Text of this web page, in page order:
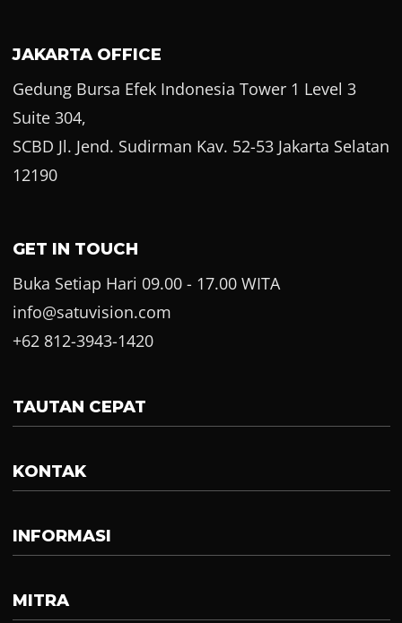
JAKARTA OFFICE
Gedung Bursa Efek Indonesia Tower 1 Level 3
Suite 304,
SCBD Jl. Jend. Sudirman Kav. 52-53 Jakarta Selatan
12190
GET IN TOUCH
Buka Setiap Hari 09.00 - 17.00 WITA
info@satuvision.com
+62 812-3943-1420
TAUTAN CEPAT
KONTAK
INFORMASI
MITRA